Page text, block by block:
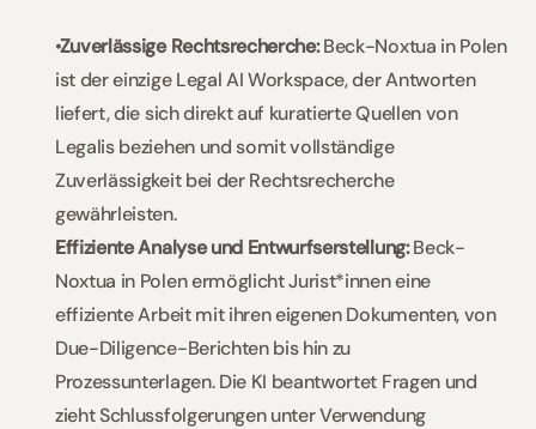
Zuverlässige Rechtsrecherche: Beck-Noxtua in Polen
ist der einzige Legal AI Workspace, der Antworten
liefert, die sich direkt auf kuratierte Quellen von
Legalis beziehen und somit vollständige
Zuverlässigkeit bei der Rechtsrecherche
gewährleisten.
Effiziente Analyse und Entwurfserstellung: Beck-
Noxtua in Polen ermöglicht Jurist*innen eine
effiziente Arbeit mit ihren eigenen Dokumenten, von
Due-Diligence-Berichten bis hin zu
Prozessunterlagen. Die KI beantwortet Fragen und
zieht Schlussfolgerungen unter Verwendung